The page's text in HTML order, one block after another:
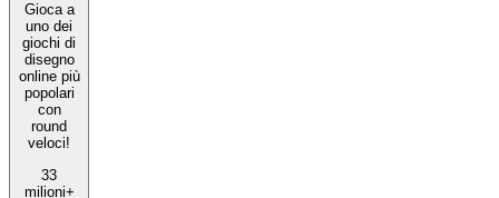
Gioca a
uno dei
giochi di
disegno
online più
popolari
con
round
veloci!
33
milioni+